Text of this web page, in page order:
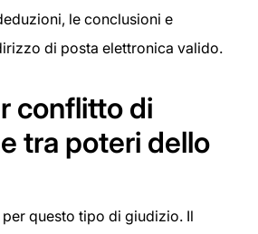
le conclusioni e
di posta elettronica valido.
conflitto di
tra poteri dello
questo tipo di giudizio. Il